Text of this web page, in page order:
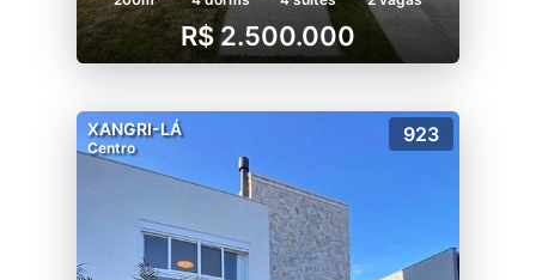
R$ 2.500.000
XANGRI-LÁ
Centro
923